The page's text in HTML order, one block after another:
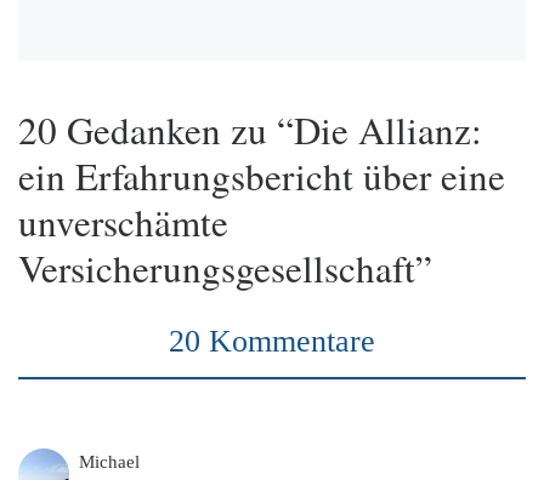
20 Gedanken zu “Die Allianz:
ein Erfahrungsbericht über eine
unverschämte
Versicherungsgesellschaft”
20 Kommentare
Michael